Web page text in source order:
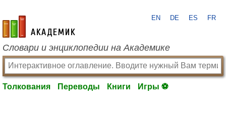
academic.ru
EN DE ES FR
Словари и энциклопедии на Академике
Толкования Переводы Книги Игры ⚽